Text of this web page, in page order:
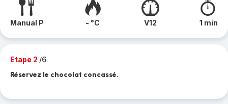
Manual P - °C V12 1 min
Etape 2 /6
Réservez le chocolat concassé.